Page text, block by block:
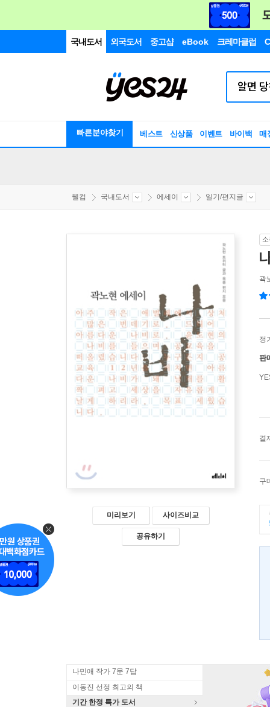
국내도서 외국도서 중고샵 eBook 크레마클럽
빠른분야찾기 베스트 신상품 이벤트 바이백 매
웰컴 국내도서 에세이 일기/편지글
미리보기 사이즈비교
공유하기
곽
정
판
결
구
나민애 작가 7문 7답
이동진 선정 최고의 책
기간 한정 특가 도서